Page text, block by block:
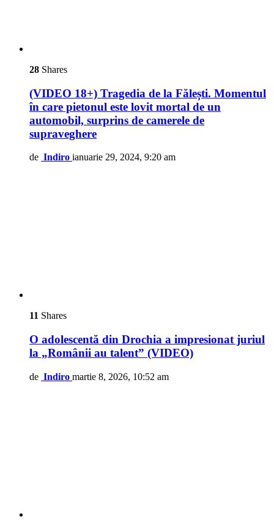
28 Shares
(VIDEO 18+) Tragedia de la Fălești. Momentul
în care pietonul este lovit mortal de un
automobil, surprins de camerele de
supraveghere
de Indiro ianuarie 29, 2024, 9:20 am
11 Shares
O adolescentă din Drochia a impresionat juriul
la „Românii au talent” (VIDEO)
de Indiro martie 8, 2026, 10:52 am